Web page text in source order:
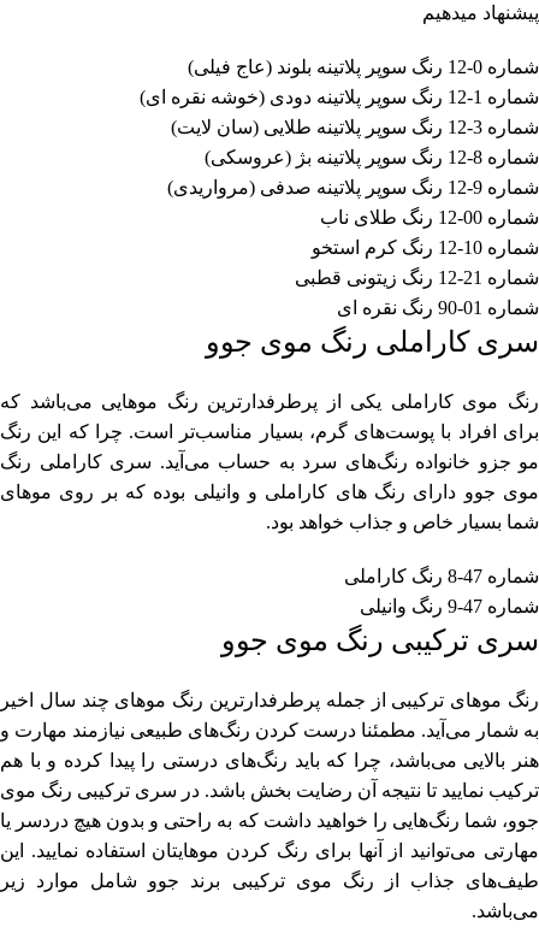
پیشنهاد میدهیم
شماره 0-12 رنگ سوپر پلاتینه بلوند (عاج فیلی)
شماره 1-12 رنگ سوپر پلاتینه دودی (خوشه نقره ای)
شماره 3-12 رنگ سوپر پلاتینه طلایی (سان لایت)
شماره 8-12 رنگ سوپر پلاتینه بژ (عروسکی)
شماره 9-12 رنگ سوپر پلاتینه صدفی (مرواریدی)
شماره 00-12 رنگ طلای ناب
شماره 10-12 رنگ کرم استخو
شماره 21-12 رنگ زیتونی قطبی
شماره 01-90 رنگ نقره ای
سری کاراملی رنگ موی جوو
رنگ موی کاراملی یکی از پرطرفدارترین رنگ موهایی می‌باشد که
برای افراد با پوست‌های گرم، بسیار مناسب‌تر است. چرا که این رنگ
مو جزو خانواده رنگ‌های سرد به حساب می‌آید. سری کاراملی رنگ
موی جوو دارای رنگ های کاراملی و وانیلی بوده که بر روی موهای
شما بسیار خاص و جذاب خواهد بود.
شماره 47-8 رنگ کاراملی
شماره 47-9 رنگ وانیلی
سری ترکیبی رنگ موی جوو
رنگ موهای ترکیبی از جمله پرطرفدارترین رنگ موهای چند سال اخیر
به شمار می‌آید. مطمئنا درست کردن رنگ‌های طبیعی نیازمند مهارت و
هنر بالایی می‌باشد، چرا که باید رنگ‌های درستی را پیدا کرده و با هم
ترکیب نمایید تا نتیجه آن رضایت بخش باشد. در سری ترکیبی رنگ موی
جوو، شما رنگ‌هایی را خواهید داشت که به راحتی و بدون هیچ دردسر یا
مهارتی می‌توانید از آنها برای رنگ کردن موهایتان استفاده نمایید. این
طیف‌های جذاب از رنگ موی ترکیبی برند جوو شامل موارد زیر
می‌باشد.